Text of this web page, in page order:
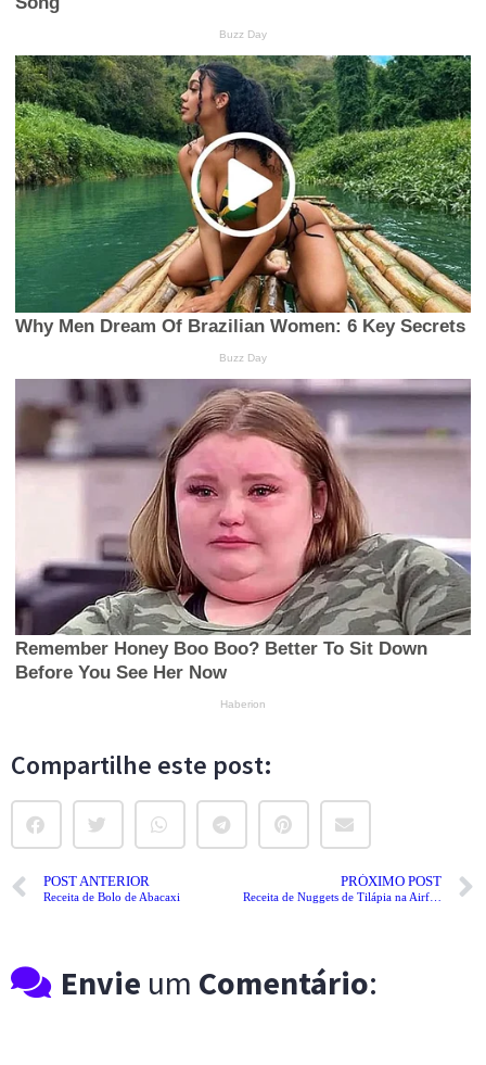
Compartilhe este post:
POST ANTERIOR
Receita de Bolo de Abacaxi
PRÓXIMO POST
Receita de Nuggets de Tilápia na Airfryer
Envie um Comentário: